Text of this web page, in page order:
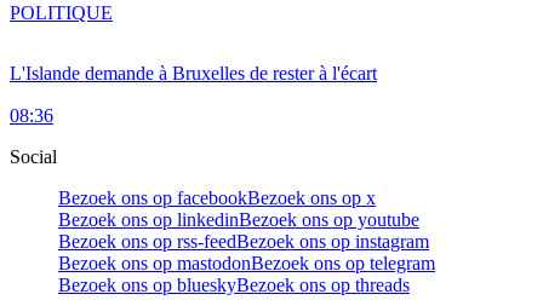
L'Islande demande à Bruxelles de rester à l'écart
08:36
POLITIQUE
Social
Bezoek ons op facebookBezoek ons op x
Bezoek ons op linkedinBezoek ons op youtube
Bezoek ons op rss-feedBezoek ons op instagram
Bezoek ons op mastodonBezoek ons op telegram
Bezoek ons op blueskyBezoek ons op threads